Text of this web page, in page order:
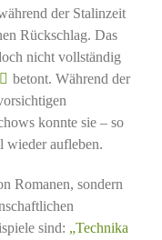
der Stalinzeit
Rückschlag. Das
nicht vollständig
betont. Während der
konnte sie – so
wieder aufleben.
Romanen, sondern
sind: „Technika